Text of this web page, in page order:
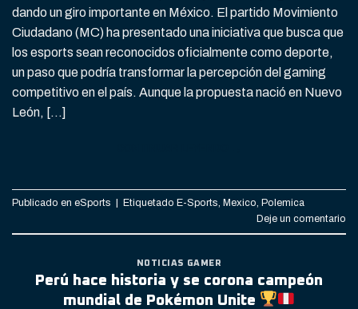
dando un giro importante en México. El partido Movimiento
Ciudadano (MC) ha presentado una iniciativa que busca que
los esports sean reconocidos oficialmente como deporte,
un paso que podría transformar la percepción del gaming
competitivo en el país. Aunque la propuesta nació en Nuevo
León, […]
Publicado en eSports Etiquetado E-Sports, Mexico, Polemica
Deje un comentario
NOTICIAS GAMER
Perú hace historia y se corona campeón
mundial de Pokémon Unite